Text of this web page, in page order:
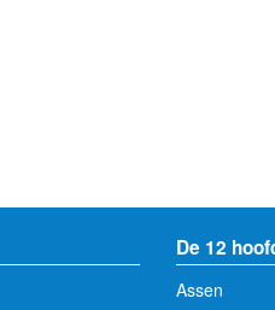
De 12
Assen